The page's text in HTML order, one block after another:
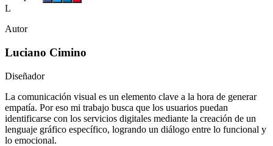
L
Autor
Luciano Cimino
Diseñador
La comunicación visual es un elemento clave a la hora de generar
empatía. Por eso mi trabajo busca que los usuarios puedan
identificarse con los servicios digitales mediante la creación de un
lenguaje gráfico específico, logrando un diálogo entre lo funcional y
lo emocional.